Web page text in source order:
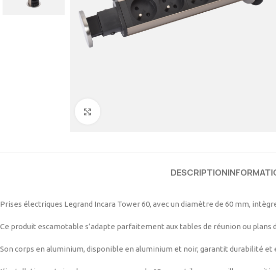
DESCRIPTION
Prises électriques Legrand Incara Tower 60, avec un diamètre de 60 mm,
Ce produit escamotable s’adapte parfaitement aux tables de réunion ou
Son corps en aluminium, disponible en aluminium et noir, garantit durabilité et